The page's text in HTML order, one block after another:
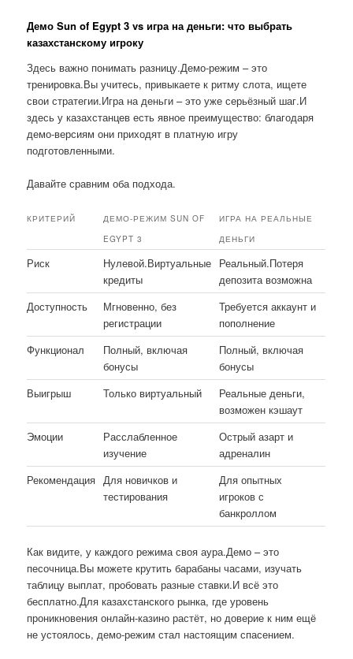
Демо Sun of Egypt 3 vs игра на деньги: что выбрать
казахстанскому игроку
Здесь важно понимать разницу.Демо-режим – это
тренировка.Вы учитесь, привыкаете к ритму слота, ищете
свои стратегии.Игра на деньги – это уже серьёзный шаг.И
здесь у казахстанцев есть явное преимущество: благодаря
демо-версиям они приходят в платную игру
подготовленными.
Давайте сравним оба подхода.
КРИТЕРИЙ
ДЕМО-РЕЖИМ SUN OF
EGYPT 3
ИГРА НА РЕАЛЬНЫЕ
ДЕНЬГИ
Риск
Нулевой.Виртуальные
кредиты
Реальный.Потеря
депозита возможна
Доступность
Мгновенно, без
регистрации
Требуется аккаунт и
пополнение
Функционал
Полный, включая
бонусы
Полный, включая
бонусы
Выигрыш
Только виртуальный
Реальные деньги,
возможен кэшаут
Эмоции
Расслабленное
изучение
Острый азарт и
адреналин
Рекомендация Для новичков и
тестирования
Для опытных
игроков с
банкроллом
Как видите, у каждого режима своя аура.Демо – это
песочница.Вы можете крутить барабаны часами, изучать
таблицу выплат, пробовать разные ставки.И всё это
бесплатно.Для казахстанского рынка, где уровень
проникновения онлайн-казино растёт, но доверие к ним ещё
не устоялось, демо-режим стал настоящим спасением.